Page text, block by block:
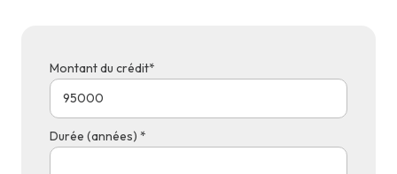
Montant du crédit*
Durée (années) *